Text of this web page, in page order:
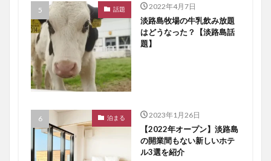
話題 2022年4月7日
淡路島牧場の牛乳飲み放題
はどうなった？【淡路島話
題】
泊まる 2023年1月26日
【2022年オープン】淡路島
の開業間もない新しいホテ
ル3選を紹介